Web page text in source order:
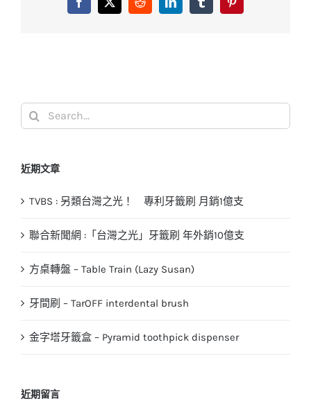
Facebook
X RedditLinkedInTumblrPinterest
Search
for:
近期文章
TVBS : 另類台灣之光！ 專利牙籤刷 月銷1億支
聯合新聞網 :「台灣之光」牙籤刷 年外銷10億支
方桌轉盤 – Table Train (Lazy Susan)
牙間刷 – TarOFF interdental brush
金字塔牙籤盒 – Pyramid toothpick dispenser
近期留言